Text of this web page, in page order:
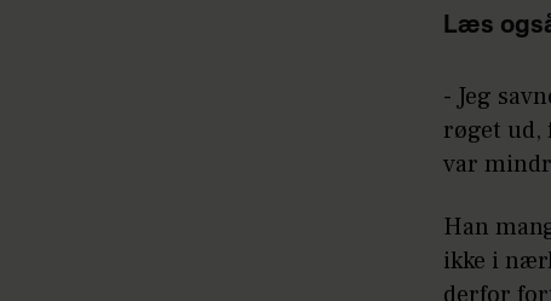
Læs
- Jeg
røget ud,
var
Han
ikke i